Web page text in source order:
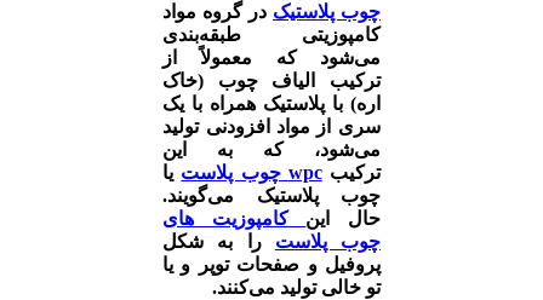
چوب پلاستیک در گروه مواد
کامپوزیتی طبقه‌بندی
می‌شود که معمولاً از
ترکیب الیاف چوب (خاک
اره) با پلاستیک همراه با یک
سری از مواد افزودنی تولید
می‌شود، که به این
ترکیبwpc چوب پلاست یا
چوب پلاستیک می‌گویند.
حال این کامپوزیت های
چوب پلاست را به شکل
پروفیل و صفحات توپر و یا
تو خالی تولید می‌کنند.